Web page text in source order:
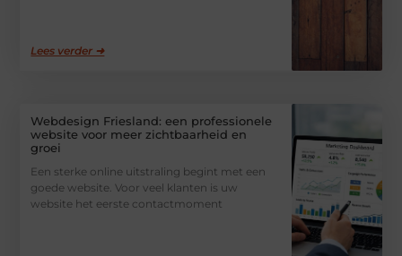
Lees verder ➜
Webdesign Friesland: een professionele
website voor meer zichtbaarheid en
groei
Een sterke online uitstraling begint met een
goede website. Voor veel klanten is uw
website het eerste contactmoment